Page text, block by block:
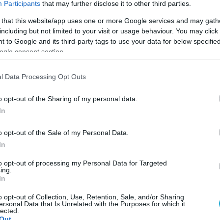
Participants that may further disclose it to other third parties.
that this website/app uses one or more Google services and may
but not limited to your visit or usage behaviour. You may
to Google and its third-party tags to use your data for below
consent section.
Data Processing Opt Outs
opt-out of the Sharing of my personal data.
opt-out of the Sale of my Personal Data.
opt-out of processing my Personal Data for Targeted
opt-out of Collection, Use, Retention, Sale, and/or Sharing
Data that Is Unrelated with the Purposes for which it
Η ώρα για το πρώτο σερβίς στην Α1 των γυναικών έφθασε με
προπονητές των ομάδων να αισιοδοξούν για μια καλή χρονιά
για τα καλύτερα αποτελέσματα…
Μόνο σε… θαύμα ελπίζει πλέον ο Ηρακλής Κηφισιάς
Μία ανάσα από μια "μαύρη σελίδα" στην ιστορία του βρίσκεται ο
για συμμετοχή στην φετινή Α1 Γυναικών μόνο σε μία γενναία
βοήθεια του Δήμου Κηφισιάς.